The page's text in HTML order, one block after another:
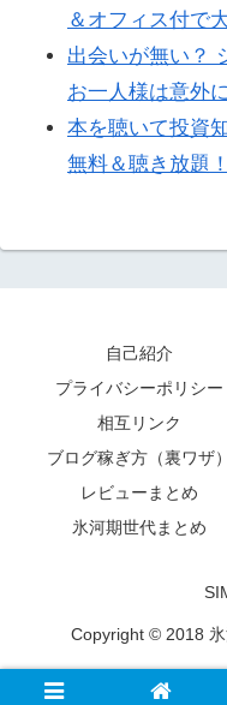
＆オフィス付で
出会いが無い？
お一人様は意外
本を聴いて投資
無料＆聴き放題！
自己紹介
プライバシーポリシー
相互リンク
ブログ稼ぎ方（裏ワザ）
レビューまとめ
氷河期世代まとめ
Copyright © 2018 氷